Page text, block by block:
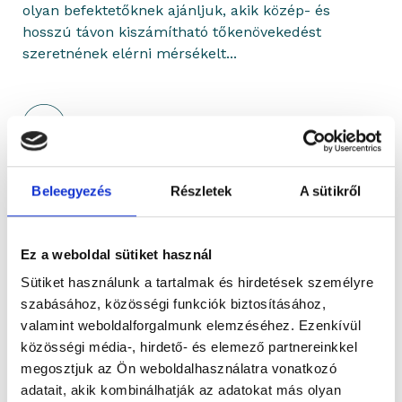
Beleegyezés Részletek A sütikről
Ez a weboldal sütiket használ
Sütiket használunk a tartalmak és hirdetések személyre
szabásához, közösségi funkciók biztosításához,
valamint weboldalforgalmunk elemzéséhez. Ezenkívül
közösségi média-, hirdető- és elemező partnereinkkel
megosztjuk az Ön weboldalhasználatra vonatkozó
adatait, akik kombinálhatják az adatokat más olyan
olyan befektetőknek ajánljuk, akik közép- és
hosszú távon kiszámítható tőkenövekedést
szeretnének elérni mérsékelt...
Torony Ingatlan Befektetési Alap
„B” sorozat
A 2013-ban indult Torony Ingatlan Befektetési Alap
a Gránit Alapkezelő exkluzív ingatlanalapja. Az
Alap ingatlanportfólióját jelentős részben magas